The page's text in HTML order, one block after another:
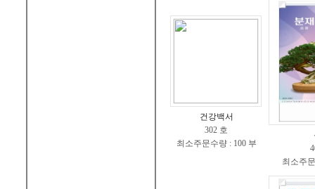
건강백서
302 호
최소주문수량 : 100 부
최소주